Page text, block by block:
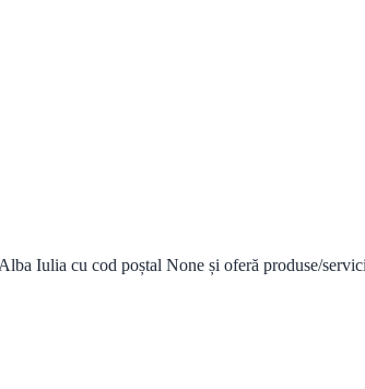
Iulia cu cod poștal None și oferă produse/